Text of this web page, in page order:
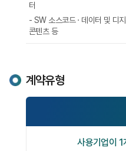
터
- SW 소스코드 · 데이터 및 디
콘텐츠 등
계약유형
사용기업이 1